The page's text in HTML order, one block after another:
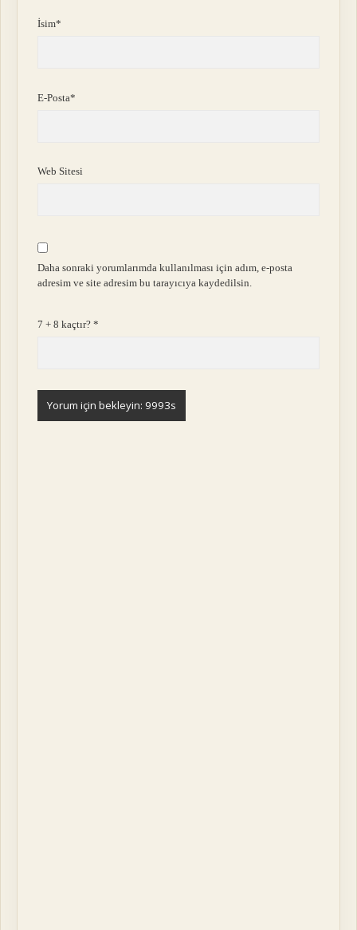
İsim*
E-Posta*
Web Sitesi
Daha sonraki yorumlarımda kullanılması için adım, e-posta
adresim ve site adresim bu tarayıcıya kaydedilsin.
7 + 8 kaçtır?*